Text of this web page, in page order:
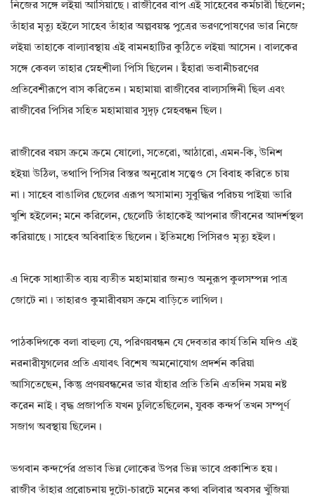
নিজের সঙ্গে লইয়া আসিয়াছে। রাজীবের বাপ এই সাহেবের কর্মচারী ছিলেন;
তাঁহার মৃত্যু হইলে সাহেব তাঁহার অল্পবয়স্ক পুত্রের ভরণপোষণের ভার নিজে
লইয়া তাহাকে বাল্যাবস্থায় এই বামনহাটির কুঠিতে লইয়া আসেন। বালকের
সঙ্গে কেবল তাহার স্নেহশীলা পিসি ছিলেন। ইঁহারা ভবানীচরণের
প্রতিবেশীরূপে বাস করিতেন। মহামায়া রাজীবের বাল্যসঙ্গিনী ছিল এবং
রাজীবের পিসির সহিত মহামায়ার সুদৃঢ় স্নেহবন্ধন ছিল।
রাজীবের বয়স ক্রমে ক্রমে ষোলো, সতেরো, আঠারো, এমন-কি, উনিশ
হইয়া উঠিল, তথাপি পিসির বিস্তর অনুরোধ সত্ত্বেও সে বিবাহ করিতে চায়
না। সাহেব বাঙালির ছেলের এরূপ অসামান্য সুবুদ্ধির পরিচয় পাইয়া ভারি
খুশি হইলেন; মনে করিলেন, ছেলেটি তাঁহাকেই আপনার জীবনের আদর্শস্থল
করিয়াছে। সাহেব অবিবাহিত ছিলেন। ইতিমধ্যে পিসিরও মৃত্যু হইল।
এ দিকে সাধ্যাতীত ব্যয় ব্যতীত মহামায়ার জন্যও অনুরূপ কুলসম্পন্ন পাত্র
জোটে না। তাহারও কুমারীবয়স ক্রমে বাড়িতে লাগিল।
পাঠকদিগকে বলা বাহুল্য যে, পরিণয়বন্ধন যে দেবতার কার্য তিনি যদিও এই
নরনারীযুগলের প্রতি এযাবৎ বিশেষ অমনোযোগ প্রদর্শন করিয়া
আসিতেছেন, কিন্তু প্রণয়বন্ধনের ভার যাঁহার প্রতি তিনি এতদিন সময় নষ্ট
করেন নাই। বৃদ্ধ প্রজাপতি যখন ঢুলিতেছিলেন, যুবক কন্দর্প তখন সম্পূর্ণ
সজাগ অবস্থায় ছিলেন।
ভগবান কন্দর্পের প্রভাব ভিন্ন লোকের উপর ভিন্ন ভাবে প্রকাশিত হয়।
রাজীব তাঁহার প্ররোচনায় দুটো-চারটে মনের কথা বলিবার অবসর খুঁজিয়া